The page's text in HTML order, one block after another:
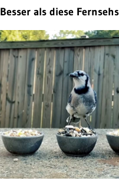
Besser als diese